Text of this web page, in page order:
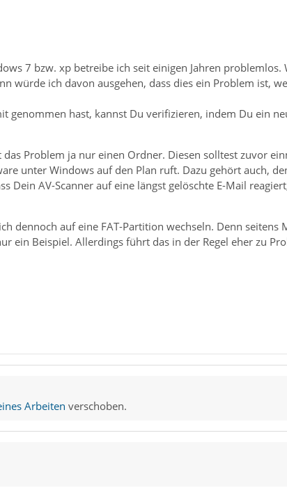
7 bzw. xp betreibe ich seit einigen Jahren
würde ich davon ausgehen, dass dies ein Problem ist,
genommen hast, kannst Du verifizieren, indem Du ein
Problem ja nur einen Ordner. Diesen solltest zuvor
unter Windows auf den Plan ruft. Dazu gehört auch,
Dein AV-Scanner auf eine längst gelöschte E-Mail
dennoch auf eine FAT-Partition wechseln. Denn seitens
ein Beispiel. Allerdings führt das in der Regel eher zu
Arbeiten verschoben.